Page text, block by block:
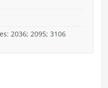
2036; 2095; 3106